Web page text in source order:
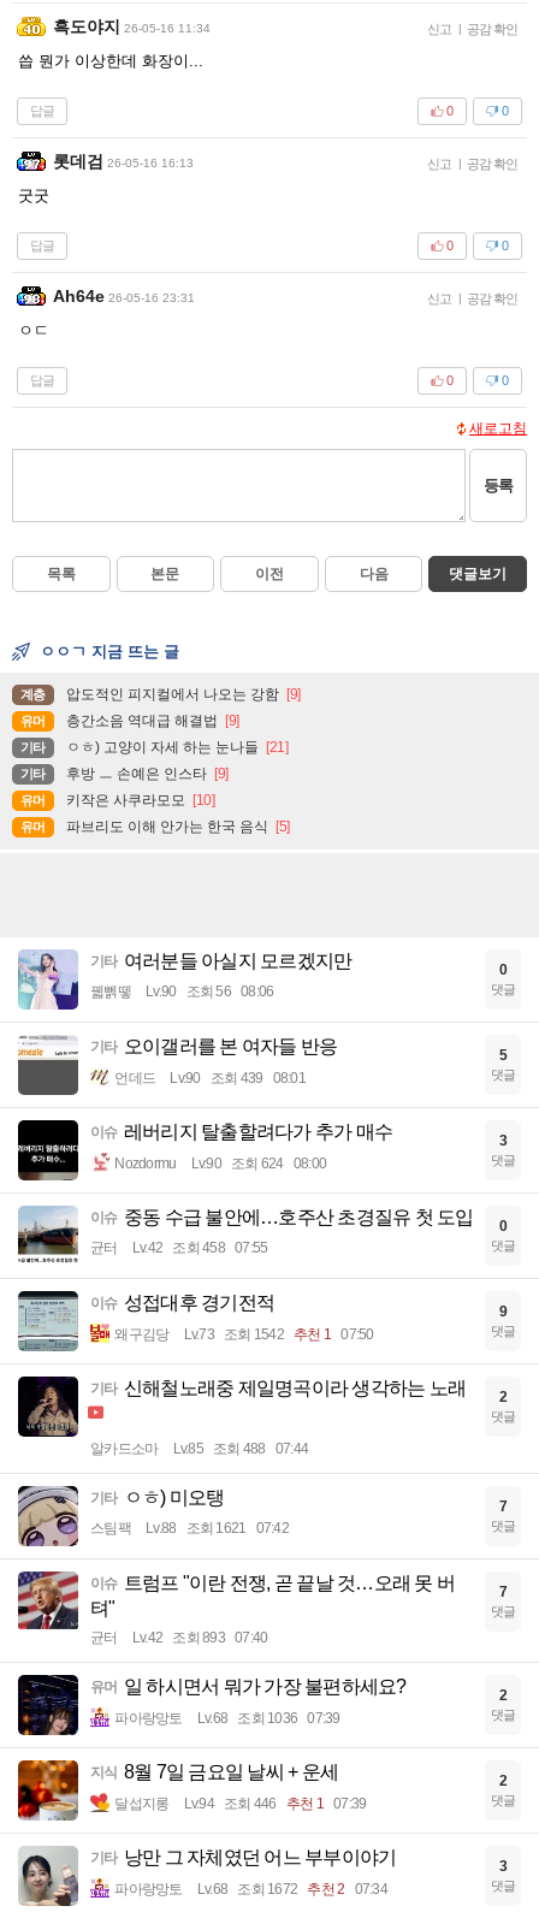
흑도야지 26-05-16 11:34 신고 | 공감 확인
씁 뭔가 이상한데 화장이...
답글 0
0
롯데검 26-05-16 16:13 신고 | 공감 확인
굿굿
답글 0
0
Ah64e 26-05-16 23:31 신고 | 공감 확인
ㅇㄷ
답글 0
0
새로고침
등록
목록 본문 이전 다음 댓글보기
ㅇㅇㄱ 지금 뜨는 글
계층 압도적인 피지컬에서 나오는 강함 [9]
유머 층간소음 역대급 해결법 [9]
기타 ㅇㅎ) 고양이 자세 하는 눈나들 [21]
기타 후방 ㅡ 손예은 인스타 [9]
유머 키작은 사쿠라모모 [10]
유머 파브리도 이해 안가는 한국 음식 [5]
기타 여러분들 아실지 모르겠지만
꿻뻵뗗 Lv.90 조회 56 08:06
0
댓글
기타 오이갤러를 본 여자들 반응
언데드 Lv.90 조회 439 08:01
5
댓글
이슈 레버리지 탈출할려다가 추가 매수
Nozdormu Lv.90 조회 624 08:00
3
댓글
이슈 중동 수급 불안에…호주산 초경질유 첫 도입
균터 Lv.42 조회 458 07:55
0
댓글
이슈 성접대후 경기전적
왜구김당 Lv.73 조회 1542 추천 1 07:50
9
댓글
기타 신해철노래중 제일명곡이라 생각하는 노래
알카드소마 Lv.85 조회 488 07:44
2
댓글
기타 ㅇㅎ) 미오탱
스팀팩 Lv.88 조회 1621 07:42
7
댓글
이슈
트럼프 "이란 전쟁, 곧 끝날 것…오래 못 버
텨"
균터 Lv.42 조회 893 07:40
7
댓글
유머 일 하시면서 뭐가 가장 불편하세요?
파아랑망토 Lv.68 조회 1036 07:39
2
댓글
지식 8월 7일 금요일 날씨 + 운세
달섭지롱 Lv.94 조회 446 추천 1 07:39
2
댓글
기타 낭만 그 자체였던 어느 부부이야기
파아랑망토 Lv.68 조회 1672 추천 2 07:34
3
댓글